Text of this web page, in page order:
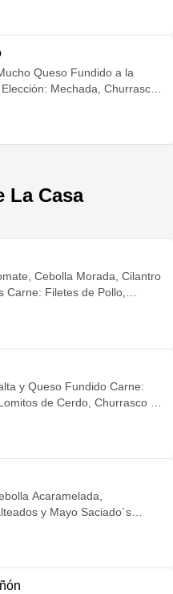
Reemplaza la Carne por
Queso Fundido a la
Mechada, Churrasco,
por Champiñones
La Casa
Cebolla Morada, Cilantro
Carne: Filetes de Pollo,
la Carne por Champiñones
y Queso Fundido Carne:
de Cerdo, Churrasco o
Acaramelada,
y Mayo Saciado´s
Opción Veggie: